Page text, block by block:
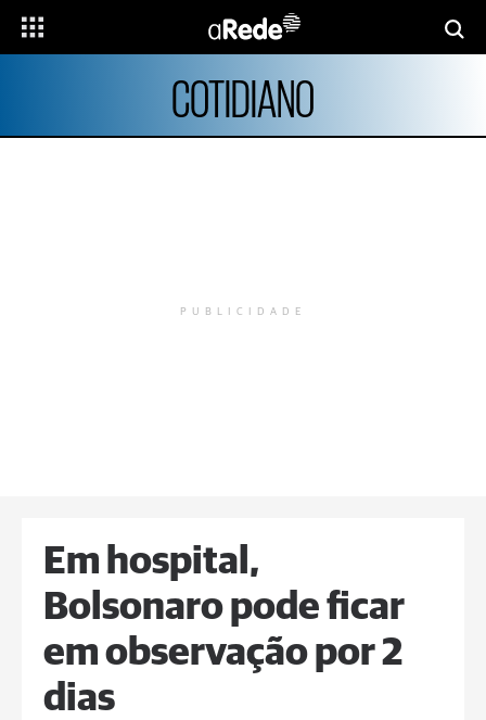
COTIDIANO
PUBLICIDADE
Em hospital,
Bolsonaro pode ficar
em observação por 2
dias